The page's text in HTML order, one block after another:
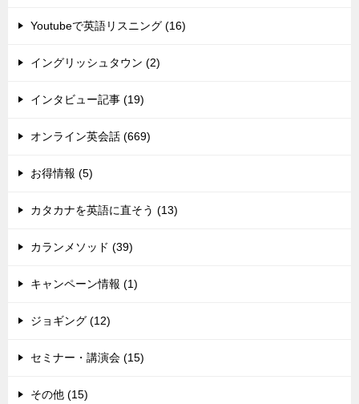
Youtubeで英語リスニング (16)
イングリッシュタウン (2)
インタビュー記事 (19)
オンライン英会話 (669)
お得情報 (5)
カタカナを英語に直そう (13)
カランメソッド (39)
キャンペーン情報 (1)
ジョギング (12)
セミナー・講演会 (15)
その他 (15)